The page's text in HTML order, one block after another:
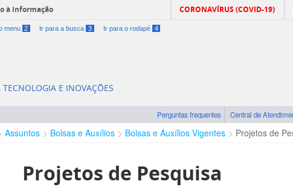
à informação CORONAVÍRUS (COVID-19)
menu 2 Ir para a busca 3 Ir para o rodapé 4
E INOVAÇÕES
Perguntas frequentes Central de
Assuntos Bolsas e Auxílios Bolsas e Auxílios Vigentes Projetos de
Projetos de Pesquisa